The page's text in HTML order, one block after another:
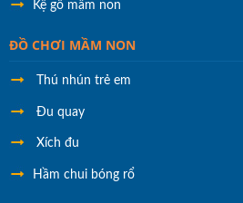
Kệ gỗ mầm non
ĐỒ CHƠI MẦM NON
Thú nhún trẻ em
Đu quay
Xích đu
Hầm chui bóng rổ